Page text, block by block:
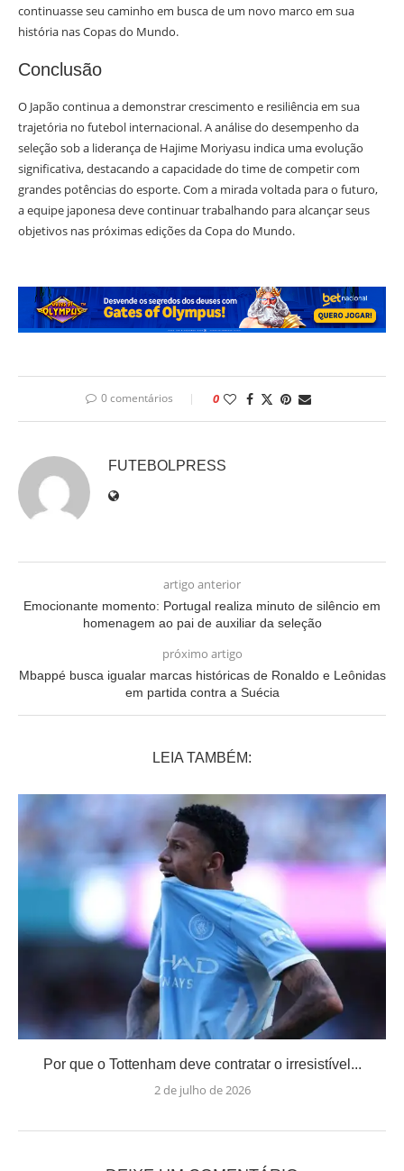
continuasse seu caminho em busca de um novo marco em sua
história nas Copas do Mundo.
Conclusão
O Japão continua a demonstrar crescimento e resiliência em sua
trajetória no futebol internacional. A análise do desempenho da
seleção sob a liderança de Hajime Moriyasu indica uma evolução
significativa, destacando a capacidade do time de competir com
grandes potências do esporte. Com a mirada voltada para o futuro,
a equipe japonesa deve continuar trabalhando para alcançar seus
objetivos nas próximas edições da Copa do Mundo.
0 comentários 0
FUTEBOLPRESS
artigo anterior
Emocionante momento: Portugal realiza minuto de silêncio em
homenagem ao pai de auxiliar da seleção
próximo artigo
Mbappé busca igualar marcas históricas de Ronaldo e Leônidas
em partida contra a Suécia
LEIA TAMBÉM:
Por que o Tottenham deve contratar o irresistível...
2 de julho de 2026